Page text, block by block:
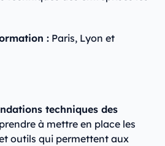
: Paris, Lyon et
techniques des
à mettre en place les
outils qui permettent aux